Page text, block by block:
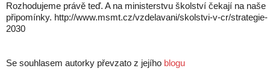
Rozhodujeme právě teď. A na ministerstvu školství čekají na naše
připomínky. http://www.msmt.cz/vzdelavani/skolstvi-v-cr/strategie-
2030
Se souhlasem autorky převzato z jejího blogu